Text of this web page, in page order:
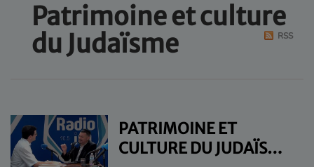
Patrimoine et culture
du Judaïsme
RSS
PATRIMOINE ET
CULTURE DU JUDAÏSME